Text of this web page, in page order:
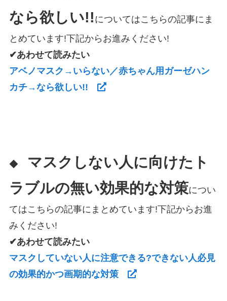
なら欲しい!! についてはこちらの記事にま
とめています!下記からお進みください!
✔あわせて読みたい
アベノマスク→いらない／赤ちゃん用ガーゼハン
カチ→なら欲しい!!
◆
マスクしない人に向けたト
ラブルの無い効果的な対策につい
てはこちらの記事にまとめています!下記からお進
みください!
✔あわせて読みたい
マスクしていない人に注意できる?できない人必見
の効果的かつ画期的な対策